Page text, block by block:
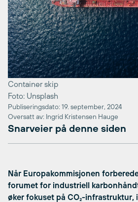
Container skip
Foto: Unsplash
Publiseringsdato: 19. september, 2024
Oversatt av: Ingrid Kristensen Hauge
Snarveier på denne siden
Når Europakommisjonen
forumet for industriell
øker fokuset på CO₂-infrastruktur,